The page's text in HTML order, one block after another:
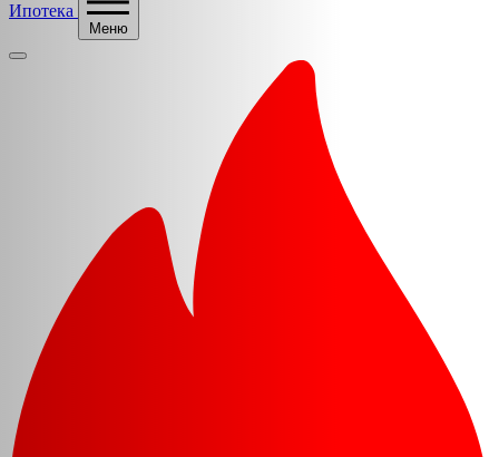
Ипотека
Меню